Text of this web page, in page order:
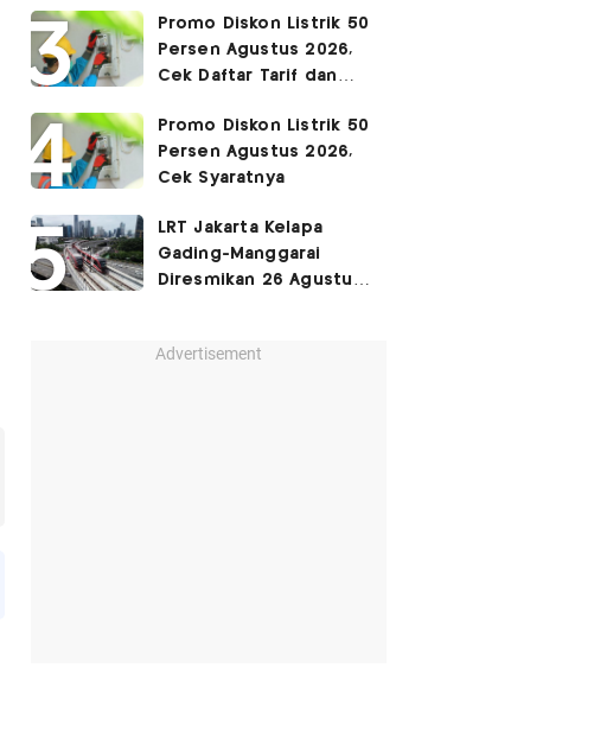
Promo Diskon Listrik 50
Persen Agustus 2026,
Cek Daftar Tarif dan
Promo Diskon Listrik 50
Persen Agustus 2026,
Cek Syaratnya
LRT Jakarta Kelapa
Gading-Manggarai
Diresmikan 26 Agustus
Advertisement